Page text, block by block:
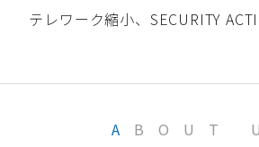
テレワーク縮小、SECURITY
A BOUT